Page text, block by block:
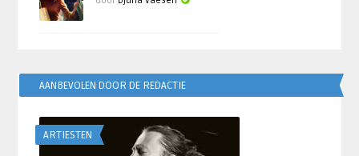
AANBEVOLEN DOOR DE REDACTIE
ARTIESTEN